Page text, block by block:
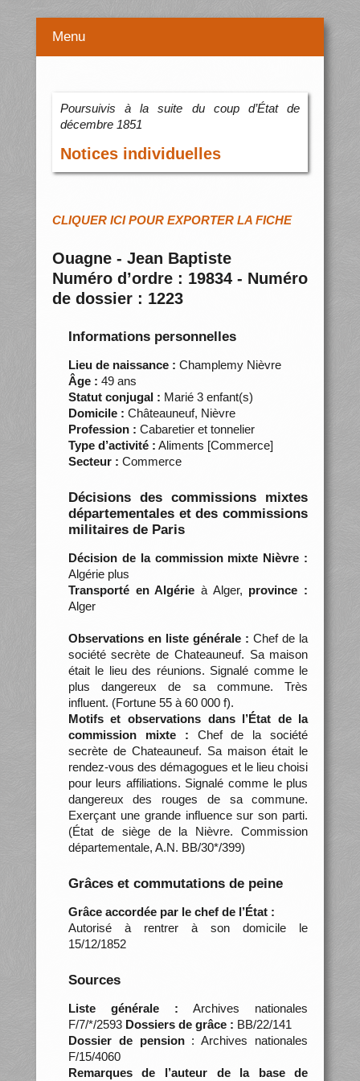
Menu
Poursuivis à la suite du coup d’État de
décembre 1851
Notices individuelles
CLIQUER ICI POUR EXPORTER LA FICHE
Ouagne - Jean Baptiste
Numéro d’ordre : 19834 - Numéro
de dossier : 1223
Informations personnelles
Lieu de naissance : Champlemy Nièvre
Âge : 49 ans
Statut conjugal : Marié 3 enfant(s)
Domicile : Châteauneuf, Nièvre
Profession : Cabaretier et tonnelier
Type d’activité : Aliments [Commerce]
Secteur : Commerce
Décisions des commissions mixtes
départementales et des commissions
militaires de Paris
Décision de la commission mixte Nièvre :
Algérie plus
Transporté en Algérie à Alger, province :
Alger
Observations en liste générale : Chef de la
société secrète de Chateauneuf. Sa maison
était le lieu des réunions. Signalé comme le
plus dangereux de sa commune. Très
influent. (Fortune 55 à 60 000 f).
Motifs et observations dans l’État de la
commission mixte : Chef de la société
secrète de Chateauneuf. Sa maison était le
rendez-vous des démagogues et le lieu choisi
pour leurs affiliations. Signalé comme le plus
dangereux des rouges de sa commune.
Exerçant une grande influence sur son parti.
(État de siège de la Nièvre. Commission
départementale, A.N. BB/30*/399)
Grâces et commutations de peine
Grâce accordée par le chef de l’État :
Autorisé à rentrer à son domicile le
15/12/1852
Sources
Liste générale : Archives nationales
F/7/*/2593 Dossiers de grâce : BB/22/141
Dossier de pension: Archives nationales
F/15/4060
Remarques de l’auteur de la base de